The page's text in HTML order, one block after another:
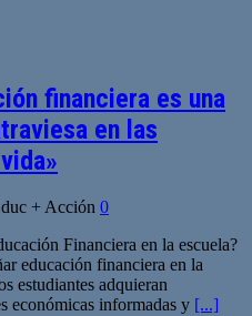
financiera es una
en las
+ Acción 0
Financiera en la escuela?
educación financiera en la
estudiantes adquieran
económicas informadas y [...]